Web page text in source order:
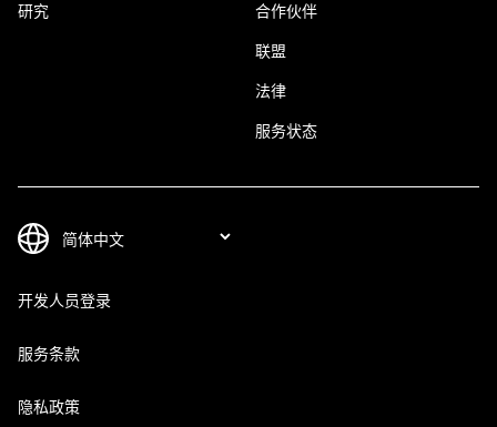
研究 合作伙伴
联盟
法律
服务状态
开发人员登录
服务条款
隐私政策